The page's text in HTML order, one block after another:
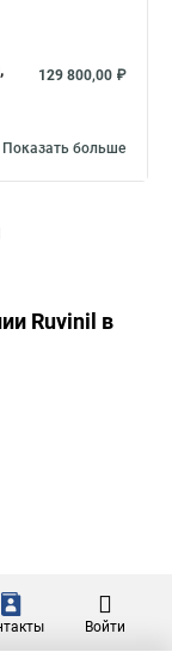
129 800,00 ₽
Показать больше
Ruvinil в
Войти